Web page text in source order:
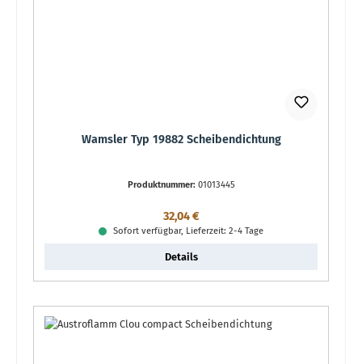
Wamsler Typ 19882 Scheibendichtung
Produktnummer: 01013445
Regulärer Preis:
32,04 €
Sofort verfügbar, Lieferzeit: 2-4 Tage
Details